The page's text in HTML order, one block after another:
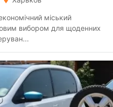
міський
вибором для щоденних